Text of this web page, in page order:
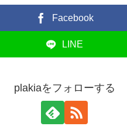
Facebook
LINE
plakiaをフォローする